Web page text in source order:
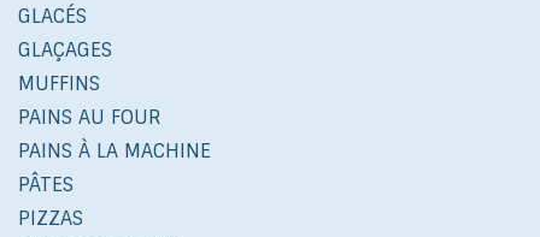
GLACÉS
GLAÇAGES
MUFFINS
PAINS AU FOUR
PAINS À LA MACHINE
PÂTES
PIZZAS